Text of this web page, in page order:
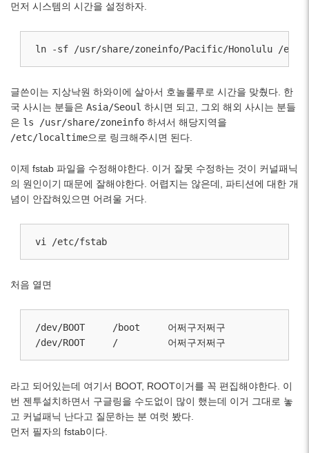
먼저 시스템의 시간을 설정하자.
ln -sf /usr/share/zoneinfo/Pacific/Honolulu /etc/
글쓴이는 지상낙원 하와이에 살아서 호놀룰루로 시간을 맞췄다. 한
국 사시는 분들은 Asia/Seoul 하시면 되고, 그외 해외 사시는 분들
은 ls /usr/share/zoneinfo 하셔서 해당지역을
/etc/localtime으로 링크해주시면 된다.
이제 fstab 파일을 수정해야한다. 이거 잘못 수정하는 것이 커널패닉
의 원인이기 때문에 잘해야한다. 어렵지는 않은데, 파티션에 대한 개
념이 안잡혀있으면 어려울 거다.
vi /etc/fstab
처음 열면
/dev/BOOT     /boot     어쩌구저쩌구
/dev/ROOT     /         어쩌구저쩌구
라고 되어있는데 여기서 BOOT, ROOT이거를 꼭 편집해야한다. 이
번 젠투설치하면서 구글링을 수도없이 많이 했는데 이거 그대로 놓
고 커널패닉 난다고 질문하는 분 여럿 봤다.
먼저 필자의 fstab이다.